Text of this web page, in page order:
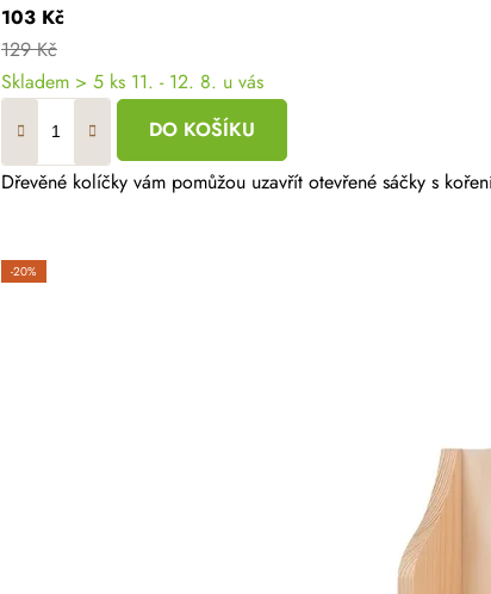
103 Kč
129 Kč
Skladem > 5 ks 11. - 12. 8. u vás
DO KOŠÍKU
Dřevěné kolíčky vám pomůžou uzavřít otevřené sáčky s
-20%